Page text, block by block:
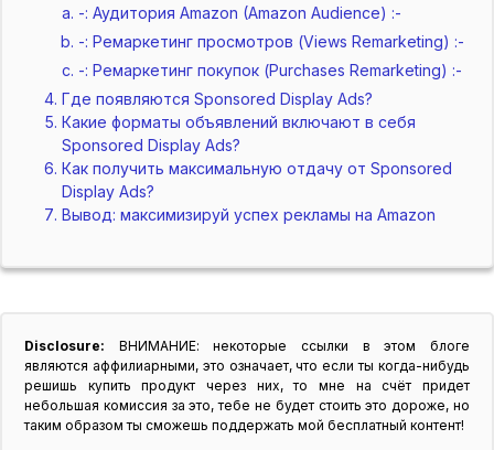
-: Аудитория Amazon (Amazon Audience) :-
-: Ремаркетинг просмотров (Views Remarketing) :-
-: Ремаркетинг покупок (Purchases Remarketing) :-
Где появляются Sponsored Display Ads?
Какие форматы объявлений включают в себя
Sponsored Display Ads?
Как получить максимальную отдачу от Sponsored
Display Ads?
Вывод: максимизируй успех рекламы на Amazon
Disclosure: ВНИМАНИЕ: некоторые ссылки в этом блоге
являются аффилиарными, это означает, что если ты когда-нибудь
решишь купить продукт через них, то мне на счёт придет
небольшая комиссия за это, тебе не будет стоить это дороже, но
таким образом ты сможешь поддержать мой бесплатный контент!